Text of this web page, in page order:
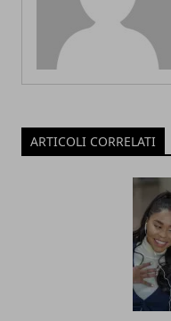
ARTICOLI CORRELATI